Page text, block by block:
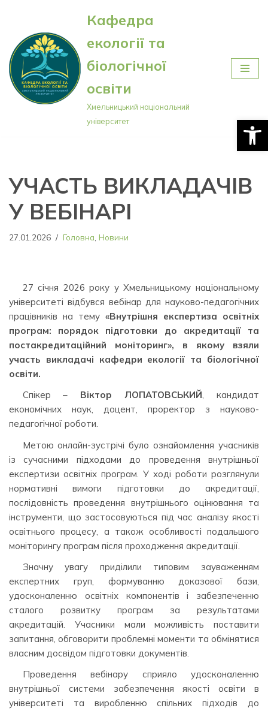
Перейти
до
вмісту
Кафедра
екології та
біологічної
освіти
Хмельницький національний
університет
УЧАСТЬ ВИКЛАДАЧІВ
У ВЕБІНАРІ
27.01.2026 Головна Новини
27 січня 2026 року у Хмельницькому національному
університеті відбувся вебінар для науково-педагогічних
працівників на тему «Внутрішня експертиза освітніх
програм: порядок підготовки до акредитації та
постакредитаційний моніторинг», в якому взяли
участь викладачі кафедри екології та біологічної
освіти.
Спікер – Віктор ЛОПАТОВСЬКИЙ, кандидат
економічних наук, доцент, проректор з науково-
педагогічної роботи.
Метою онлайн-зустрічі було ознайомлення учасників
із сучасними підходами до проведення внутрішньої
експертизи освітніх програм. У ході роботи розглянули
нормативні вимоги підготовки до акредитації,
послідовність проведення внутрішнього оцінювання та
інструменти, що застосовуються під час аналізу якості
освітнього процесу, а також особливості подальшого
моніторингу програм після проходження акредитації.
Значну увагу приділили типовим зауваженням
експертних груп, формуванню доказової бази,
удосконаленню освітніх компонентів і забезпеченню
сталого розвитку програм за результатами
акредитацій. Учасники мали можливість поставити
запитання, обговорити проблемні моменти та обмінятися
власним досвідом підготовки документів.
Проведення вебінару сприяло удосконаленню
внутрішньої системи забезпечення якості освіти в
університеті та виробленню спільних підходів до